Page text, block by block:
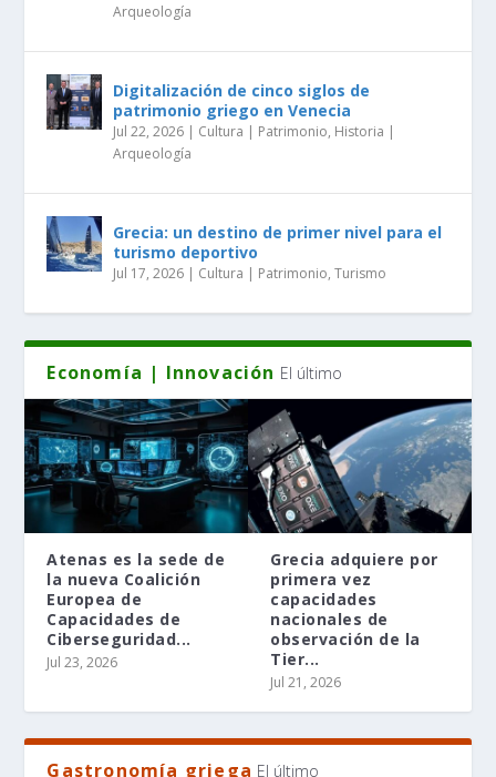
Arqueología
Digitalización de cinco siglos de
patrimonio griego en Venecia
Jul 22, 2026 | Cultura | Patrimonio, Historia |
Arqueología
Grecia: un destino de primer nivel para el
turismo deportivo
Jul 17, 2026 | Cultura | Patrimonio,Turismo
Economía | Innovación El último
Atenas es la sede de
la nueva Coalición
Europea de
Capacidades de
Ciberseguridad...
Jul 23, 2026
Grecia adquiere por
primera vez
capacidades
nacionales de
observación de la
Tier...
Jul 21, 2026
Gastronomía griega El último